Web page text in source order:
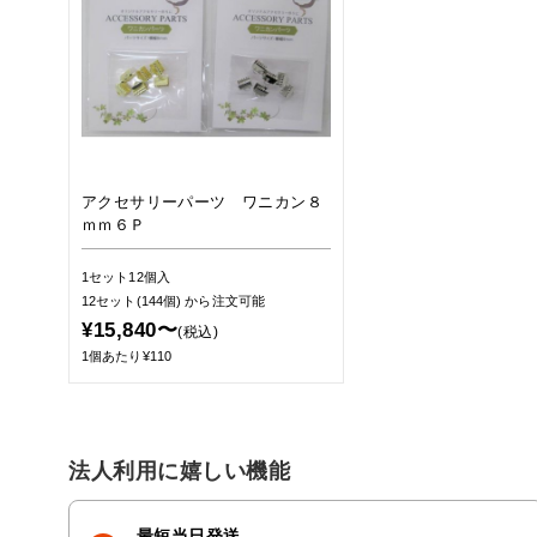
アクセサリーパーツ ワニカン８
ｍｍ６Ｐ
1セット12個入
12セット(144個)から注文可能
¥15,840〜(税込)
1個あたり¥110
法人利用に嬉しい機能